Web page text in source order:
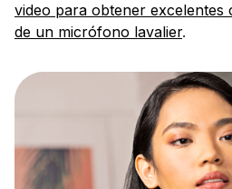
video para obtener excelentes
de un micrófono lavalier.